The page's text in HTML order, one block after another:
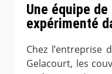
Une équipe
expérimenté
Chez l’entreprise
Gelacourt, les